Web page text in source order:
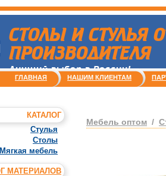
СТОЛЫ И СТУЛЬЯ
ПРОИЗВОДИТЕЛЯ
Лучший выбор в России!
ГЛАВНАЯ
НАШИМ КЛИЕНТАМ
КАТАЛОГ
Стулья
Столы
Мягкая мебель
МАТЕРИАЛОВ
Мебель оптом /